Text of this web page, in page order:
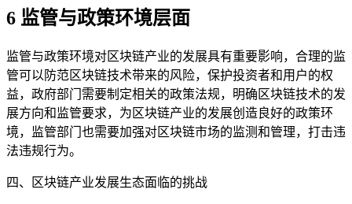
6 监管与政策环境层面
监管与政策环境对区块链产业的发展具有重要影响，合理的监
管可以防范区块链技术带来的风险，保护投资者和用户的权
益，政府部门需要制定相关的政策法规，明确区块链技术的发
展方向和监管要求，为区块链产业的发展创造良好的政策环
境，监管部门也需要加强对区块链市场的监测和管理，打击违
法违规行为。
四、区块链产业发展生态面临的挑战